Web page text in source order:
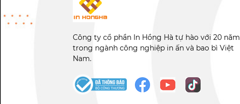
Công ty cổ phần In Hồng Hà tự hào với 20 năm
trong ngành công nghiệp in ấn và bao bì Việt
Nam.